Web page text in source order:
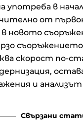
в
от
новото
скорост по-
и
Свързани